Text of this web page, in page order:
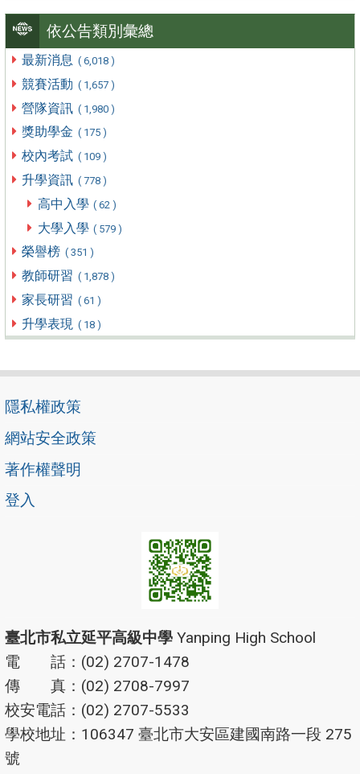
依公告類別彙總
最新消息 ( 6,018 )
競賽活動 ( 1,657 )
營隊資訊 ( 1,980 )
獎助學金 ( 175 )
校內考試 ( 109 )
升學資訊 ( 778 )
高中入學 ( 62 )
大學入學 ( 579 )
榮譽榜 ( 351 )
教師研習 ( 1,878 )
家長研習 ( 61 )
升學表現 ( 18 )
隱私權政策
網站安全政策
著作權聲明
登入
臺北市私立延平高級中學 Yanping High School
電 話：(02) 2707-1478
傳 真：(02) 2708-7997
校安電話：(02) 2707-5533
學校地址：106347 臺北市大安區建國南路一段 275
號